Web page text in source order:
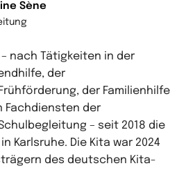
Sène
nach Tätigkeiten in der
der
der Familienhilfe
Fachdiensten der
– seit 2018 die
Karlsruhe. Die Kita war 2024
des deutschen Kita-